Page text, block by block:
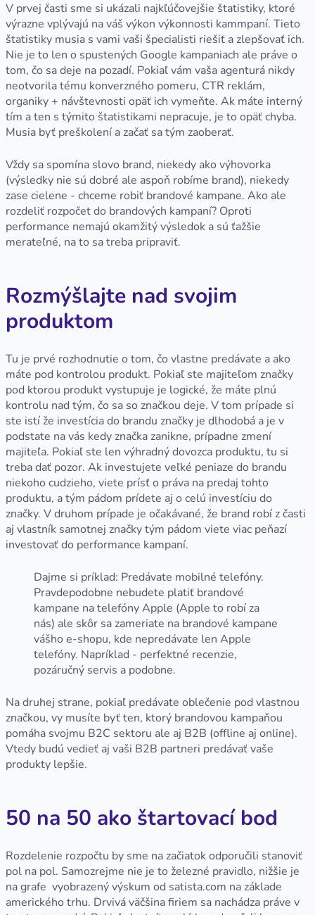
V prvej časti sme si ukázali najkľúčovejšie štatistiky, ktoré
výrazne vplývajú na váš výkon výkonnosti kammpaní. Tieto
štatistiky musia s vami vaši špecialisti riešiť a zlepšovať ich.
Nie je to len o spustených Google kampaniach ale práve o
tom, čo sa deje na pozadí. Pokiaľ vám vaša agenturá nikdy
neotvorila tému konverzného pomeru, CTR reklám,
organiky + návštevnosti opäť ich vymeňte. Ak máte interný
tím a ten s týmito štatistikami nepracuje, je to opäť chyba.
Musia byť preškolení a začať sa tým zaoberať.
Vždy sa spomína slovo brand, niekedy ako výhovorka
(výsledky nie sú dobré ale aspoň robíme brand), niekedy
zase cielene - chceme robiť brandové kampane. Ako ale
rozdeliť rozpočet do brandových kampaní? Oproti
performance nemajú okamžitý výsledok a sú ťažšie
merateľné, na to sa treba pripraviť.
Rozmýšlajte nad svojim
produktom
Tu je prvé rozhodnutie o tom, čo vlastne predávate a ako
máte pod kontrolou produkt. Pokiaľ ste majiteľom značky
pod ktorou produkt vystupuje je logické, že máte plnú
kontrolu nad tým, čo sa so značkou deje. V tom prípade si
ste istí že investícia do brandu značky je dlhodobá a je v
podstate na vás kedy značka zanikne, prípadne zmení
majiteľa. Pokiaľ ste len výhradný dovozca produktu, tu si
treba dať pozor. Ak investujete veľké peniaze do brandu
niekoho cudzieho, viete prísť o práva na predaj tohto
produktu, a tým pádom prídete aj o celú investíciu do
značky. V druhom prípade je očakávané, že brand robí z časti
aj vlastník samotnej značky tým pádom viete viac peňazí
investovať do performance kampaní.
Dajme si príklad: Predávate mobilné telefóny.
Pravdepodobne nebudete platiť brandové
kampane na telefóny Apple (Apple to robí za
nás) ale skôr sa zameriate na brandové kampane
vášho e-shopu, kde nepredávate len Apple
telefóny. Napríklad - perfektné recenzie,
pozáručný servis a podobne.
Na druhej strane, pokiaľ predávate oblečenie pod vlastnou
značkou, vy musíte byť ten, ktorý brandovou kampaňou
pomáha svojmu B2C sektoru ale aj B2B (offline aj online).
Vtedy budú vedieť aj vaši B2B partneri predávať vaše
produkty lepšie.
50 na 50 ako štartovací bod
Rozdelenie rozpočtu by sme na začiatok odporučili stanoviť
pol na pol. Samozrejme nie je to železné pravidlo, nižšie je
na grafe vyobrazený výskum od satista.com na základe
amerického trhu. Drvivá väčšina firiem sa nachádza práve v